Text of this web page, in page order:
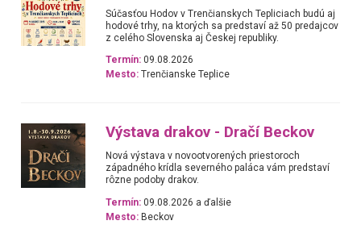
Súčasťou Hodov v Trenčianskych Tepliciach budú aj
hodové trhy, na ktorých sa predstaví až 50 predajcov
z celého Slovenska aj Českej republiky.
Termín: 09.08.2026
Mesto: Trenčianske Teplice
Výstava drakov - Dračí Beckov
Nová výstava v novootvorených priestoroch
západného krídla severného paláca vám predstaví
rôzne podoby drakov.
Termín: 09.08.2026 a ďalšie
Mesto: Beckov